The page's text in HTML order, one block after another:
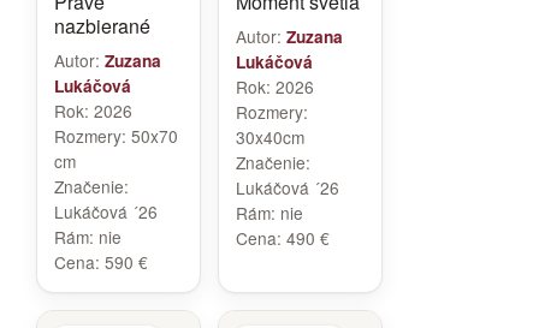
nazbierané
Autor: Zuzana
Lukáčová
Rok: 2026
Rozmery: 50x70
cm
Značenie:
Lukáčová ´26
Rám: nie
Cena: 590 €
Autor: Zuzana
Lukáčová
Rok: 2026
Rozmery:
30x40cm
Značenie:
Lukáčová ´26
Rám: nie
Cena: 490 €